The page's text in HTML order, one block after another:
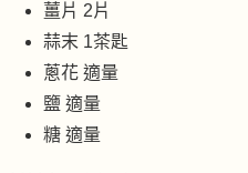
薑片 2片
蒜末 1茶匙
蔥花 適量
鹽 適量
糖 適量